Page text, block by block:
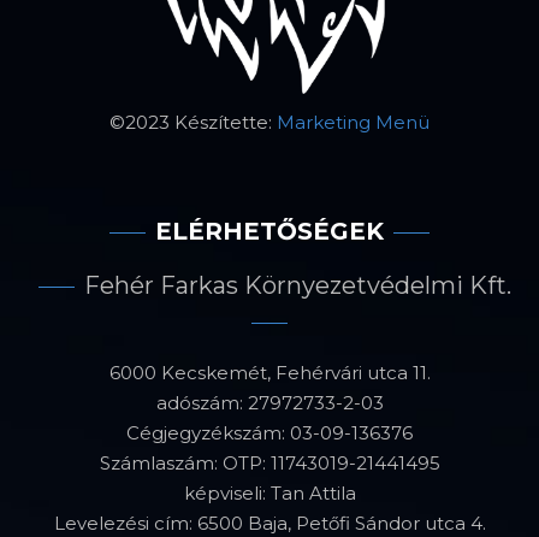
©2023 Készítette: Marketing Menü
ELÉRHETŐSÉGEK
Fehér Farkas Környezetvédelmi Kft.
6000 Kecskemét, Fehérvári utca 11.
adószám: 27972733-2-03
Cégjegyzékszám: 03-09-136376
Számlaszám: OTP: 11743019-21441495
képviseli: Tan Attila
Levelezési cím: 6500 Baja, Petőfi Sándor utca 4.